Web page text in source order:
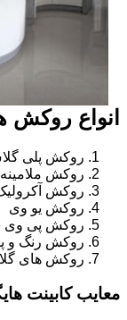
انواع روکش
روکش پلی
روکش ملامینه
روکش
روکش یو وی
روکش پی وی
روکش رنگ و
روکش های
معایب کابینت